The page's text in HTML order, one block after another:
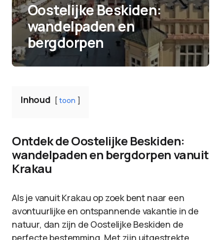
Oostelijke Beskiden:
wandelpaden en
bergdorpen
Inhoud toon
Ontdek de Oostelijke Beskiden:
wandelpaden en bergdorpen vanuit
Krakau
Als je vanuit Krakau op zoek bent naar een
avontuurlijke en ontspannende vakantie in de
natuur, dan zijn de Oostelijke Beskiden de
perfecte bestemming. Met zijn uitgestrekte